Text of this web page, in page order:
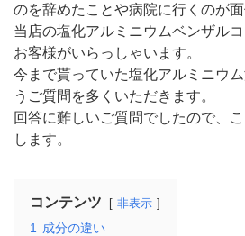
のを辞めたことや病院に行くのが
当店の塩化アルミニウムベンザル
お客様がいらっしゃいます。
今まで貰っていた塩化アルミニウ
うご質問を多くいただきます。
回答に難しいご質問でしたので、
します。
コンテンツ 非表示
1
成分の違い